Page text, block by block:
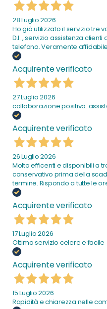
28 Luglio 2026
Ho già utilizzato il servizio tre
D.I. , servizio assistenza
telefono. Veramente
Acquirente verificato
27 Luglio 2026
collaborazione positiva.
Acquirente verificato
26 Luglio 2026
Molto efficenti e disponibili a
conservativo prima della
termine. Rispondo a tutte le
Acquirente verificato
17 Luglio 2026
Ottima servizio celere e facile
Acquirente verificato
15 Luglio 2026
Rapidità e chiarezza nelle